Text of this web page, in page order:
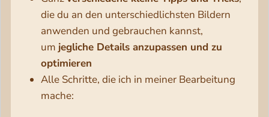
die du an den unterschiedlichsten Bildern
anwenden und gebrauchen kannst,
um jegliche Details anzupassen und zu
optimieren
Alle Schritte, die ich in meiner Bearbeitung
mache: